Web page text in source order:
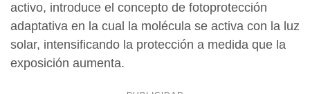
activo, introduce el concepto de fotoprotección
adaptativa en la cual la molécula se activa con la luz
solar, intensificando la protección a medida que la
exposición aumenta.